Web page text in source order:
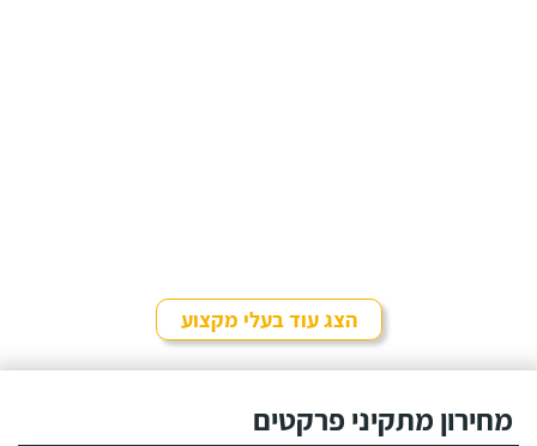
הצג עוד בעלי מקצוע
מחירון מתקיני פרקטים